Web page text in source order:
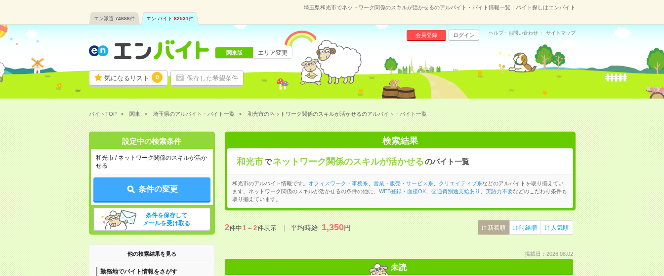
埼玉県和光市でネットワーク関係のスキルが活かせるのアルバイト・バイト情報一覧｜バイト探しはエンバイト
エン派遣 74686件 エン バイト 82531件
気になるリスト 0 保存した希望条件
会員登録 ログイン ヘルプ・お問い合わせ サイトマップ
関東版 エリア変更
バイトTOP 関東 埼玉県のアルバイト・バイト一覧 和光市のネットワーク関係のスキルが活かせるのアルバイト・バイト一覧
設定中の検索条件
和光市 / ネットワーク関係のスキルが活か
せる
条件の変更
条件を保存して
メールを受け取る
他の検索結果を見る
勤務地でバイト情報をさがす
検索結果
和光市で ネットワーク関係のスキルが活かせるのバイト一覧
和光市のアルバイト情報です。 オフィスワーク・事務系 営業・販売・サービス系 クリエイティブ系などのアルバイトを取り揃えてい
ます。ネットワーク関係のスキルが活かせるの条件の他に、 WEB登録・面接OK、 交通費別途支給あり 英語力不要などのこだわり条件も
取り揃えています。
2件中1～2件表示 平均時給:1,350円 新着順 時給順 人気順
掲載日：2026.08.02
未読